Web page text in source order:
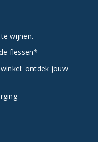
wijnen.
flessen*
ontdek jouw